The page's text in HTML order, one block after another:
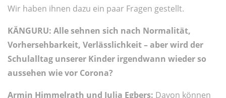
Wir haben ihnen dazu ein paar Fragen gestellt.
KÄNGURU: Alle sehnen sich nach Normalität,
Vorhersehbarkeit, Verlässlichkeit – aber wird der
Schulalltag unserer Kinder irgendwann wieder so
aussehen wie vor Corona?
Armin Himmelrath und Julia Egbers: Davon können